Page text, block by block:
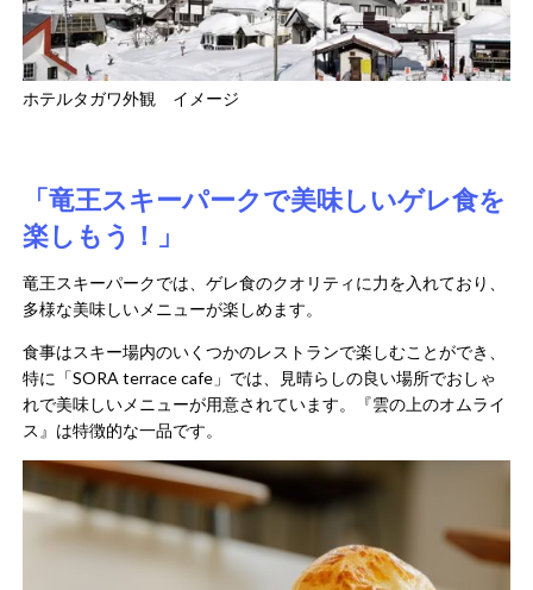
ホテルタガワ外観 イメージ
「竜王スキーパークで美味しいゲレ食を
楽しもう！」
竜王スキーパークでは、ゲレ食のクオリティに力を入れており、
多様な美味しいメニューが楽しめます。
食事はスキー場内のいくつかのレストランで楽しむことができ、
特に「SORA terrace cafe」では、見晴らしの良い場所でおしゃ
れで美味しいメニューが用意されています。『雲の上のオムライ
ス』は特徴的な一品です。